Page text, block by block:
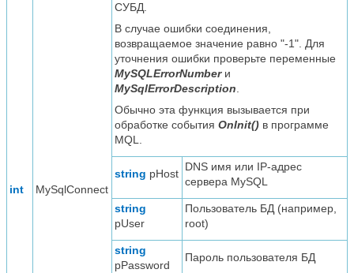
int MySqlConnect
СУБД.
В случае ошибки соединения,
возвращаемое значение равно "-1". Для
уточнения ошибки проверьте переменные
MySQLErrorNumberи
MySqlErrorDescription.
Обычно эта функция вызывается при
обработке события OnInit() в программе
MQL.
string pHost
DNS имя или IP-адрес
сервера MySQL
string
pUser
Пользователь БД (например,
root)
string
pPassword
Пароль пользователя БД